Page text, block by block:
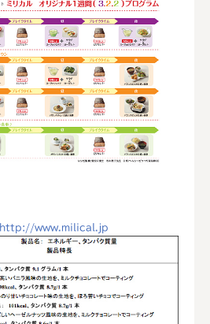
http://www.milical.jp